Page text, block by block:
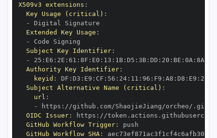
X509v3 extensions :
Key Usage (critical) :
-
Extended Key Usage :
-
Subject Key Identifier:
-
25 : E6 : 2E : 61 : 8F : E0 : 13 : 1B: D5 : 3B: DD : 20 : BE : 0A : 8A
Authority Key Identifier:
keyid : DF : D3 : E9 : CF : 56 : 24: 11 : 96 : F9 : A8 : D8 : E9 : 28
Subject Alternative Name (critical) :
url :
-
https : //github.com/ShaojieJiang/orcheo/
OIDC Issuer: https :
GitHub Workflow Trigger:
GitHub Workflow SHA: